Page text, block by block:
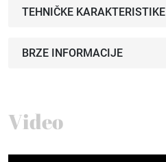
TEHNIČKE KARAKTERISTIKE
BRZE INFORMACIJE
Video